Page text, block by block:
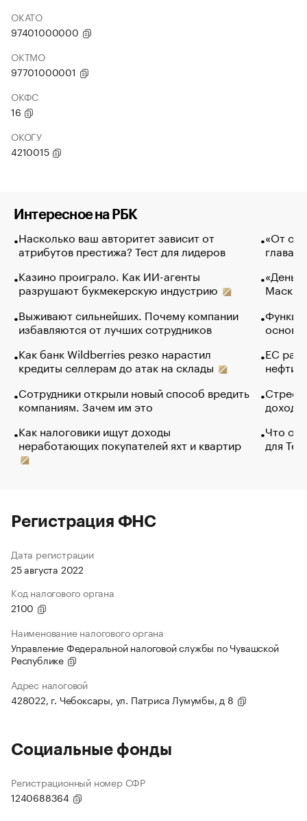
ОКАТО
97401000000
ОКТМО
97701000001
ОКФС
16
ОКОГУ
4210015
Интересное на РБК
Насколько ваш авторитет зависит от
атрибутов престижа? Тест для лидеров
Казино проиграло. Как ИИ-агенты
разрушают букмекерскую индустрию
Выживают сильнейших. Почему компании
избавляются от лучших сотрудников
Как банк Wildberries резко нарастил
кредиты селлерам до атак на склады
Сотрудники открыли новый способ вредить
компаниям. Зачем им это
Как налоговики ищут доходы
неработающих покупателей яхт и квартир
«От
глава
Маск в
основ
ЕС
нефти
Что
для
Регистрация ФНС
Дата регистрации
25 августа 2022
Код налогового органа
2100
Наименование налогового органа
Управление Федеральной налоговой службы по Чувашской
Республике
Адрес налоговой
428022, г. Чебоксары, ул. Патриса Лумумбы, д 8
Социальные фонды
Регистрационный номер СФР
1240688364